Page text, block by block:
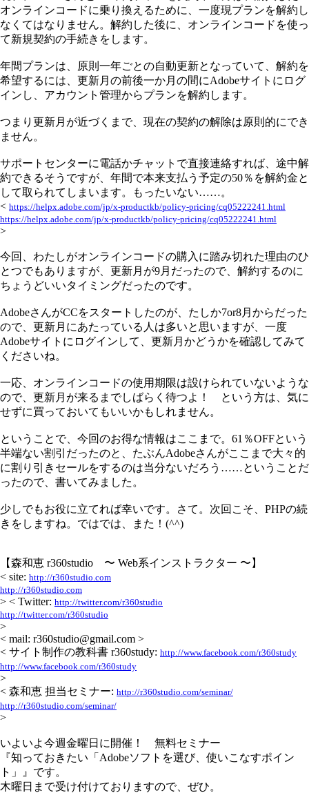
オンラインコードに乗り換えるために、一度現プランを解約し
なくてはなりません。解約した後に、オンラインコードを使っ
て新規契約の手続きをします。
年間プランは、原則一年ごとの自動更新となっていて、解約を
希望するには、更新月の前後一か月の間にAdobeサイトにログ
インし、アカウント管理からプランを解約します。
つまり更新月が近づくまで、現在の契約の解除は原則的にでき
ません。
サポートセンターに電話かチャットで直接連絡すれば、途中解
約できるそうですが、年間で本来支払う予定の50％を解約金と
して取られてしまいます。もったいない……。
< https://helpx.adobe.com/jp/x-productkb/policy-pricing/cq05222241.html
https://helpx.adobe.com/jp/x-productkb/policy-pricing/cq05222241.html
>
今回、わたしがオンラインコードの購入に踏み切れた理由のひ
とつでもありますが、更新月が9月だったので、解約するのに
ちょうどいいタイミングだったのです。
AdobeさんがCCをスタートしたのが、たしか7or8月からだった
ので、更新月にあたっている人は多いと思いますが、一度
Adobeサイトにログインして、更新月かどうかを確認してみて
くださいね。
一応、オンラインコードの使用期限は設けられていないような
ので、更新月が来るまでしばらく待つよ！ という方は、気に
せずに買っておいてもいいかもしれません。
ということで、今回のお得な情報はここまで。61％OFFという
半端ない割引だったのと、たぶんAdobeさんがここまで大々的
に割り引きセールをするのは当分ないだろう……ということだ
ったので、書いてみました。
少しでもお役に立てれば幸いです。さて。次回こそ、PHPの続
きをしますね。ではでは、また！(^^)
【森和恵 r360studio 〜 Web系インストラクター 〜】
< site: http://r360studio.com
http://r360studio.com
> < Twitter: http://twitter.com/r360studio
http://twitter.com/r360studio
>
< mail: r360studio@gmail.com >
< サイト制作の教科書 r360study: http://www.facebook.com/r360study
http://www.facebook.com/r360study
>
< 森和恵 担当セミナー: http://r360studio.com/seminar/
http://r360studio.com/seminar/
>
いよいよ今週金曜日に開催！ 無料セミナー
『知っておきたい「Adobeソフトを選び、使いこなすポイン
ト」』です。
木曜日まで受け付けておりますので、ぜひ。